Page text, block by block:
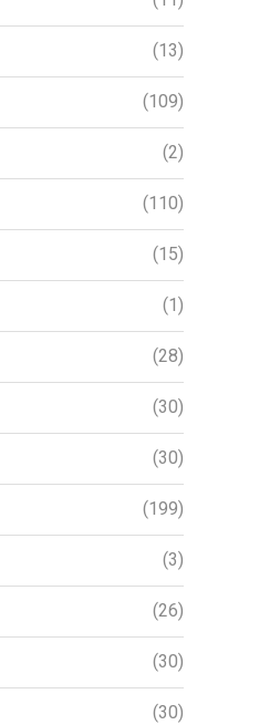
(13)
(109)
(2)
(110)
(15)
(1)
(28)
(30)
(30)
(199)
(3)
(26)
(30)
(30)